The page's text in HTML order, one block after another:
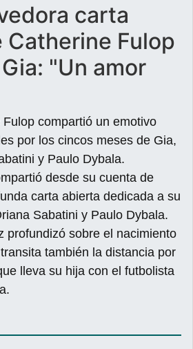
carta
Catherine Fulop
"Un amor
compartió un emotivo
por los cincos meses de Gia,
y Paulo Dybala.
desde su cuenta de
carta abierta dedicada a su
Sabatini y Paulo Dybala.
profundizó sobre el nacimiento
también la distancia por
lleva su hija con el futbolista